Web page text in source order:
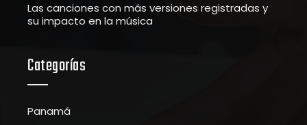
Las canciones con más versiones registradas y
su impacto en la música
Categorías
Panamá